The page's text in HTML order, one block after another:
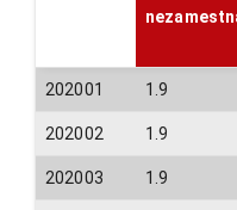
202001 1.9
202002 1.9
202003 1.9